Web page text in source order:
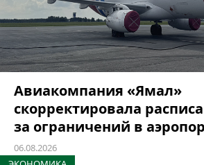
Авиакомпания «Ямал»
скорректировала
за ограничений в
06.08.2026